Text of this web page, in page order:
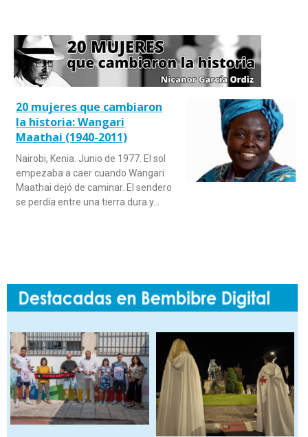
20 mujeres que cambiaron
la historia: Wangari
Maathai (1940-2011)
Nairobi, Kenia. Junio de 1977. El sol
empezaba a caer cuando Wangari
Maathai dejó de caminar. El sendero
se perdía entre una tierra dura y…